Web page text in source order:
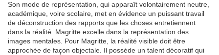
Son mode de représentation, qui apparaît volontairement neutre,
académique, voire scolaire, met en évidence un puissant travail
de déconstruction des rapports que les choses entretiennent
dans la réalité. Magritte excelle dans la représentation des
images mentales. Pour Magritte, la réalité visible doit être
approchée de façon objectale. Il possède un talent décoratif qui